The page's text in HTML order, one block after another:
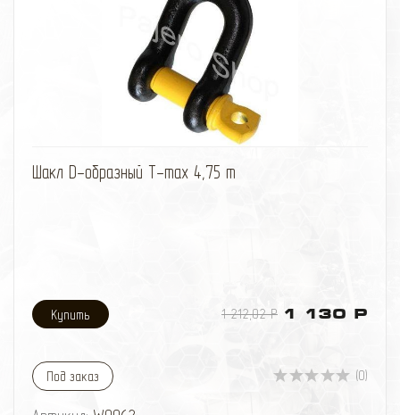
Шакл D-образный T-max 4,75 т
1 212,02 Р 1 130 Р
Под заказ (0)